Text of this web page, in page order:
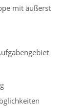
mit äußerst